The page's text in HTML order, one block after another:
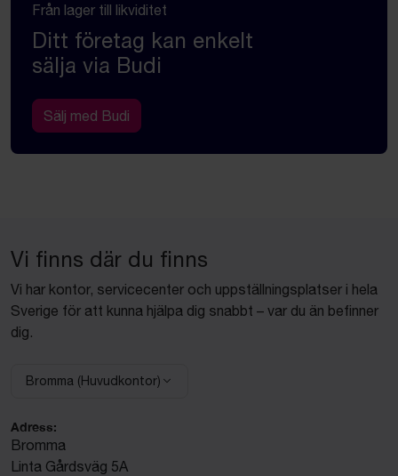
Från lager till likviditet
Ditt företag kan enkelt
sälja via Budi
Sälj med Budi
Vi finns där du finns
Vi har kontor, servicecenter och uppställningsplatser i hela
Sverige för att kunna hjälpa dig snabbt – var du än befinner
dig.
Välj anläggning:
Bromma (Huvudkontor)
Adress:
Bromma
Linta Gårdsväg 5A